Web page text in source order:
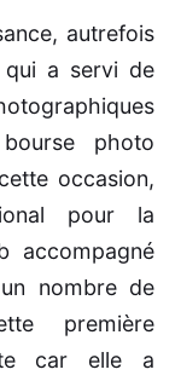
autrefois
qui a servi de
photo
occasion,
pour la
accompagné
nombre de
première
car elle a